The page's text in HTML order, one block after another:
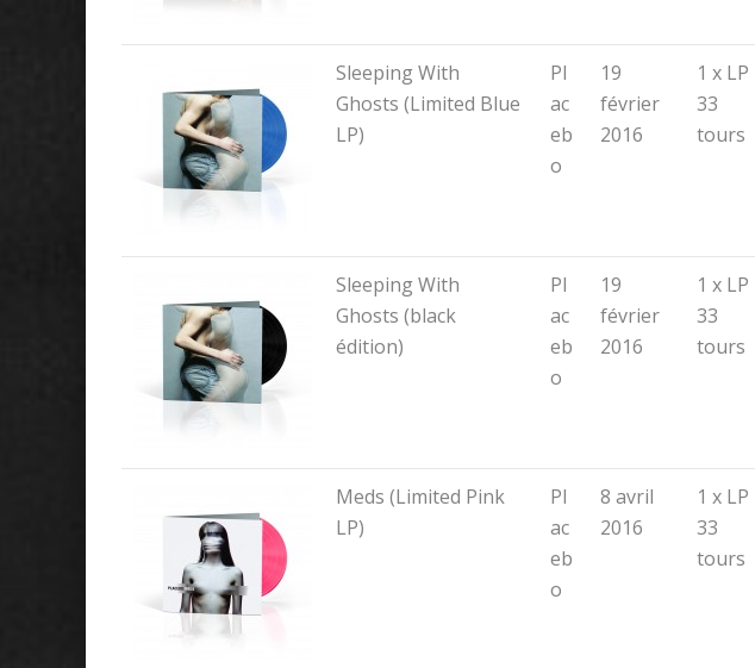
Sleeping With
Ghosts (Limited Blue
LP)
Pl
ac
eb
o
19
février
2016
1 x LP
33
tours
Sleeping With
Ghosts (black
édition)
Pl
ac
eb
o
19
février
2016
1 x LP
33
tours
Meds (Limited Pink
LP)
Pl
ac
eb
o
8 avril
2016
1 x LP
33
tours